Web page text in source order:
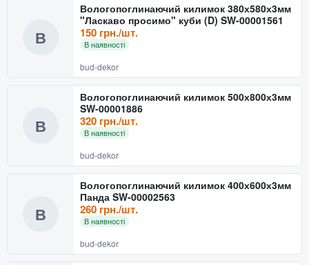
В
Вологопоглинаючий килимок 380х580х3мм
"Ласкаво просимо" куби (D) SW-00001561
150 грн./шт.
В наявності
bud-dekor
В
Вологопоглинаючий килимок 500х800х3мм
SW-00001886
320 грн./шт.
В наявності
bud-dekor
В
Вологопоглинаючий килимок 400х600х3мм
Панда SW-00002563
260 грн./шт.
В наявності
bud-dekor